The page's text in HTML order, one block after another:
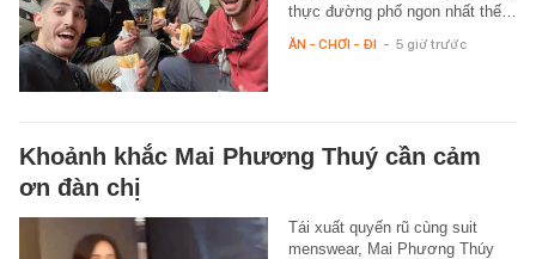
thực đường phố ngon nhất thế…
ĂN - CHƠI - ĐI - 5 giờ trước
Khoảnh khắc Mai Phương Thuý cần cảm
ơn đàn chị
Tái xuất quyến rũ cùng suit
menswear, Mai Phương Thúy